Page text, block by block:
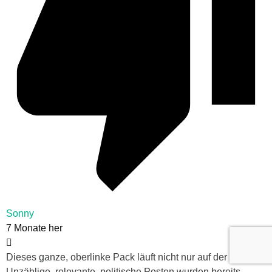
Sonny
7 Monate her
Dieses ganze, oberlinke Pack läuft nicht nur auf der Straße.